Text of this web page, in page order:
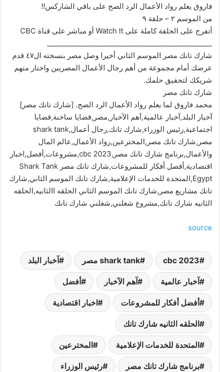
فاروق يعلم رواد الأعمال الرد الصح على باقي الشاركس!!
من الموسم ٢ – حلقة ٩
أتفرج على الحلقة كاملة على Watch It أو مباشر على قناة CBC
شارك تانك مصر الموسم الثاني أخيرا وصل مصر بنسخته ال٤٧ قدم
عرضك أمام مجموعة من أهم رجال الأعمال المصريين واختار منهم
شريكك لتحقيق حلمك.
شارك تانك مصر
محمد فاروق لما يعلم رواد الأعمال الرد الصح. [شارك تانك مصر]
آخبار البلد,آخبار عالمية,آهم الآخبار,مصر,قضايا ساخنة,قضايا
اجتماعية,رئيس الوزراء,شارك تانك,رجال أعمال,shark tank
مصر,شارك تانك مصر,المخترعين,رواد الأعمال,عالم المال
والأعمال,برنامج شارك تانك مصر,cbc 2023,مشروعات,أفضل,اخبار
اقتصادية,أفضل أفكار للمشروعات,شارك تانك مصر Shark Tank
Egypt,المتحدة للخدمات الإعلامية,شارك تانك الموسم الثاني,شارك
تانك مشاريع مصر,شارك تانك الموسم الثاني الحلقه االثانيه,الحلقه
الثانيه شارك تانك,مشروع شغلني,شغلني شارك تانك
source
cbc 2023 shark tank مصر آخبار البلد
آخبار عالمية آهم الآخبار أفضل
أفضل أفكار للمشروعات اخبار اقتصادية
الحلقه الثانيه شارك تانك
المتحدة للخدمات الإعلامية المخترعين
برنامج شارك تانك مصر رئيس الوزراء